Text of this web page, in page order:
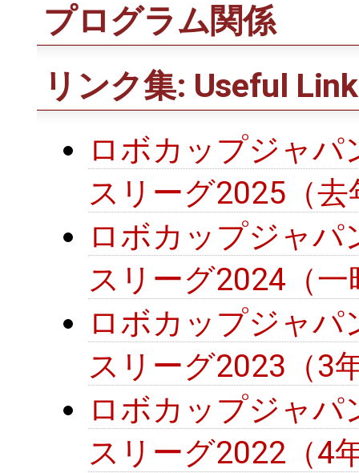
プログラム関係
リンク集: Useful
ロボカップジャ
スリーグ2025（
ロボカップジャ
スリーグ2024（
ロボカップジャ
スリーグ2023（3
ロボカップジャ
スリーグ2022（4